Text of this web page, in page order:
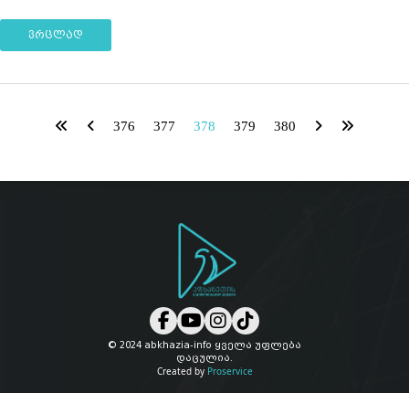
ვრცლად
376 377 378 379 380
© 2024 abkhazia-info ყველა უფლება
დაცულია.
Created by Proservice